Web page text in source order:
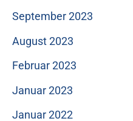
September 2023
August 2023
Februar 2023
Januar 2023
Januar 2022